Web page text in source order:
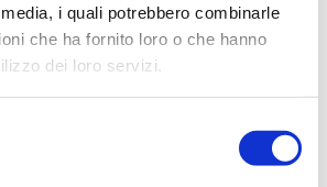
i quali potrebbero combinarle
che ha fornito loro o che hanno
dei loro servizi.
città,
farà a caso
alle numerose
dai locali. Se, come